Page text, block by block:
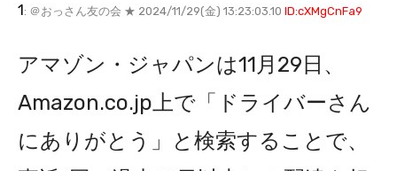
1: ＠おっさん友の会 ★ 2024/11/29(金) 13:23:03.10 ID:cXMgCnFa9
アマゾン・ジャパンは11月29日、
Amazon.co.jp上で「ドライバーさん
にありがとう」と検索することで、